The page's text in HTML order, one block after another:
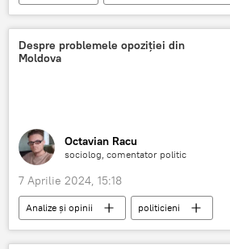
Aur
Despre problemele opoziției din
Moldova
Octavian Racu
sociolog, comentator politic
7 Aprilie 2024, 15:18
Analize și opinii
politicieni
analist politic
politolog